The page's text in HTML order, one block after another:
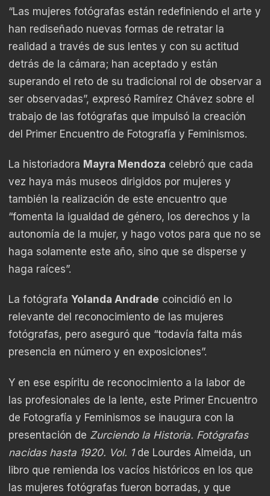
“Las mujeres fotógrafas están redefiniendo el arte y
han rediseñado nuevas formas de retratar la
realidad a través de sus lentes y con su actitud
detrás de la cámara; han aceptado y están
superando el reto de su tradicional rol de observar a
ser observadas”, expresó Ramírez Chávez sobre el
trabajo de las fotógrafas que impulsó la creación
del Primer Encuentro de Fotografía y Feminismos.
La historiadora Mayra Mendoza celebró que cada
vez haya más museos dirigidos por mujeres y
también la realización de este encuentro que
“fomenta la igualdad de género, los derechos y la
autonomía de la mujer, y hago votos para que no se
haga solamente este año, sino que se disperse y
haga raíces”.
La fotógrafa Yolanda Andrade coincidió en lo
relevante del reconocimiento de las mujeres
fotógrafas, pero aseguró que “todavía falta más
presencia en número y en exposiciones”.
Y en ese espíritu de reconocimiento a la labor de
las profesionales de la lente, este Primer Encuentro
de Fotografía y Feminismos se inaugura con la
presentación de Zurciendo la Historia. Fotógrafas
nacidas hasta 1920. Vol. 1de Lourdes Almeida, un
libro que remienda los vacíos históricos en los que
las mujeres fotógrafas fueron borradas, y que